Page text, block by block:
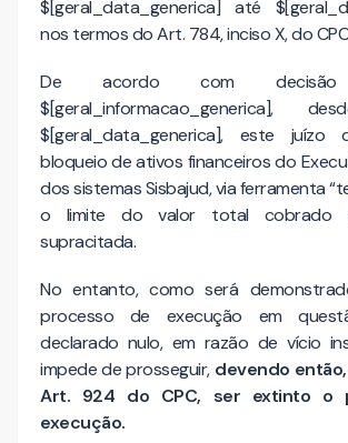
$[geral_data_generica] até
nos termos do Art. 784, inciso X, do
De acordo com
$[geral_informacao_generica],
$[geral_data_generica], este juízo
bloqueio de ativos financeiros do
dos sistemas Sisbajud, via ferramenta
o limite do valor total cobrado
supracitada.
No entanto, como será
processo de execução em
declarado nulo, em razão de vício
impede de prosseguir, devendo
Art. 924 do CPC, ser extinto o
execução.